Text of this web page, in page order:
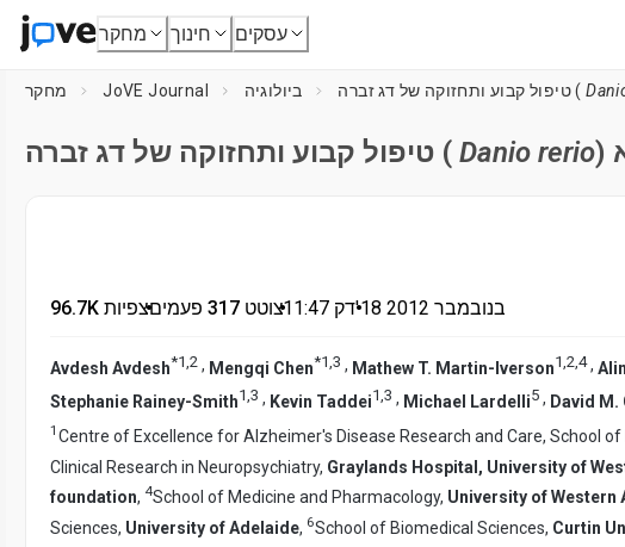
מחקר חינוך עסקים
מחקר JoVE Journal ביולוגיה טיפול קבוע ותחזוקה של דג זברה (
טיפול קבוע ותחזוקה של דג זברה ( Danio rerio
96.7K צפיות• צוטט 317 פעמים•11:47 דק'
• 18 בנובמבר 2012
Avdesh Avdesh*1,2 , Mengqi Chen*1,3 , Mathew T. Martin-Iverson1,2,4,
Stephanie Rainey-Smith1 3 , Kevin Taddei1 3 , Michael Lardelli5 , David M.
1 Centre of Excellence for Alzheimer's Disease Research and Care, School of
Clinical Research in Neuropsychiatry, Graylands Hospital, University of
foundation, 4School of Medicine and Pharmacology, University of Western
Sciences, University of Adelaide, 6School of Biomedical Sciences, Curtin